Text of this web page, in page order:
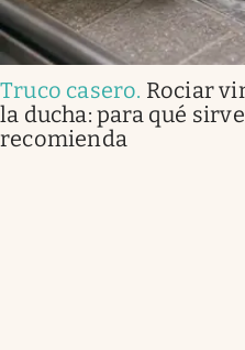
Truco casero. Rociar
la ducha: para qué
recomienda